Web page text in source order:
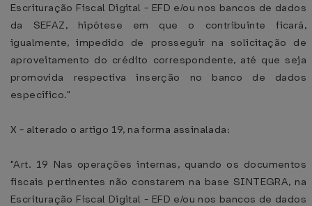
Escrituração Fiscal Digital - EFD e/ou nos bancos de dados
da SEFAZ, hipótese em que o contribuinte ficará,
igualmente, impedido de prosseguir na solicitação de
aproveitamento do crédito correspondente, até que seja
promovida respectiva inserção no banco de dados
específico."
X - alterado o artigo 19, na forma assinalada:
"Art. 19 Nas operações internas, quando os documentos
fiscais pertinentes não constarem na base SINTEGRA, na
Escrituração Fiscal Digital - EFD e/ou nos bancos de dados